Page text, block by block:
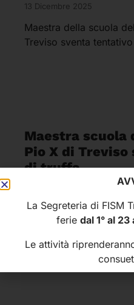
13 Dicembre 2025
Maestra della scuola
Treviso sventa
Maestra scuola
Pio X di
di truffa
Insegnante della
Treviso ha sventato
truffa ai danni
La Segreteria di FISM
ferie dal 1° al
Le attività